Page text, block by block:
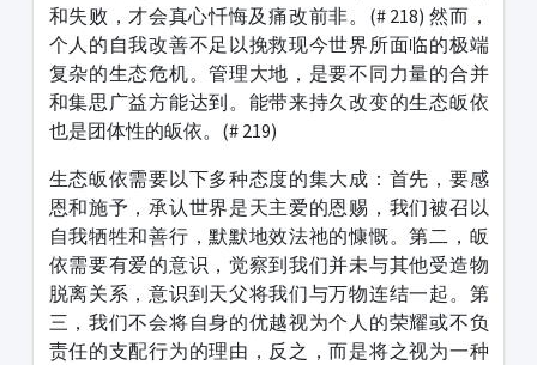
和失败，才会真心忏悔及痛改前非。(# 218) 然而，
个人的自我改善不足以挽救现今世界所面临的极端
复杂的生态危机。管理大地，是要不同力量的合并
和集思广益方能达到。能带来持久改变的生态皈依
也是团体性的皈依。(# 219)
生态皈依需要以下多种态度的集大成：首先，要感
恩和施予，承认世界是天主爱的恩赐，我们被召以
自我牺牲和善行，默默地效法祂的慷慨。第二，皈
依需要有爱的意识，觉察到我们并未与其他受造物
脱离关系，意识到天父将我们与万物连结一起。第
三，我们不会将自身的优越视为个人的荣耀或不负
责任的支配行为的理由，反之，而是将之视为一种